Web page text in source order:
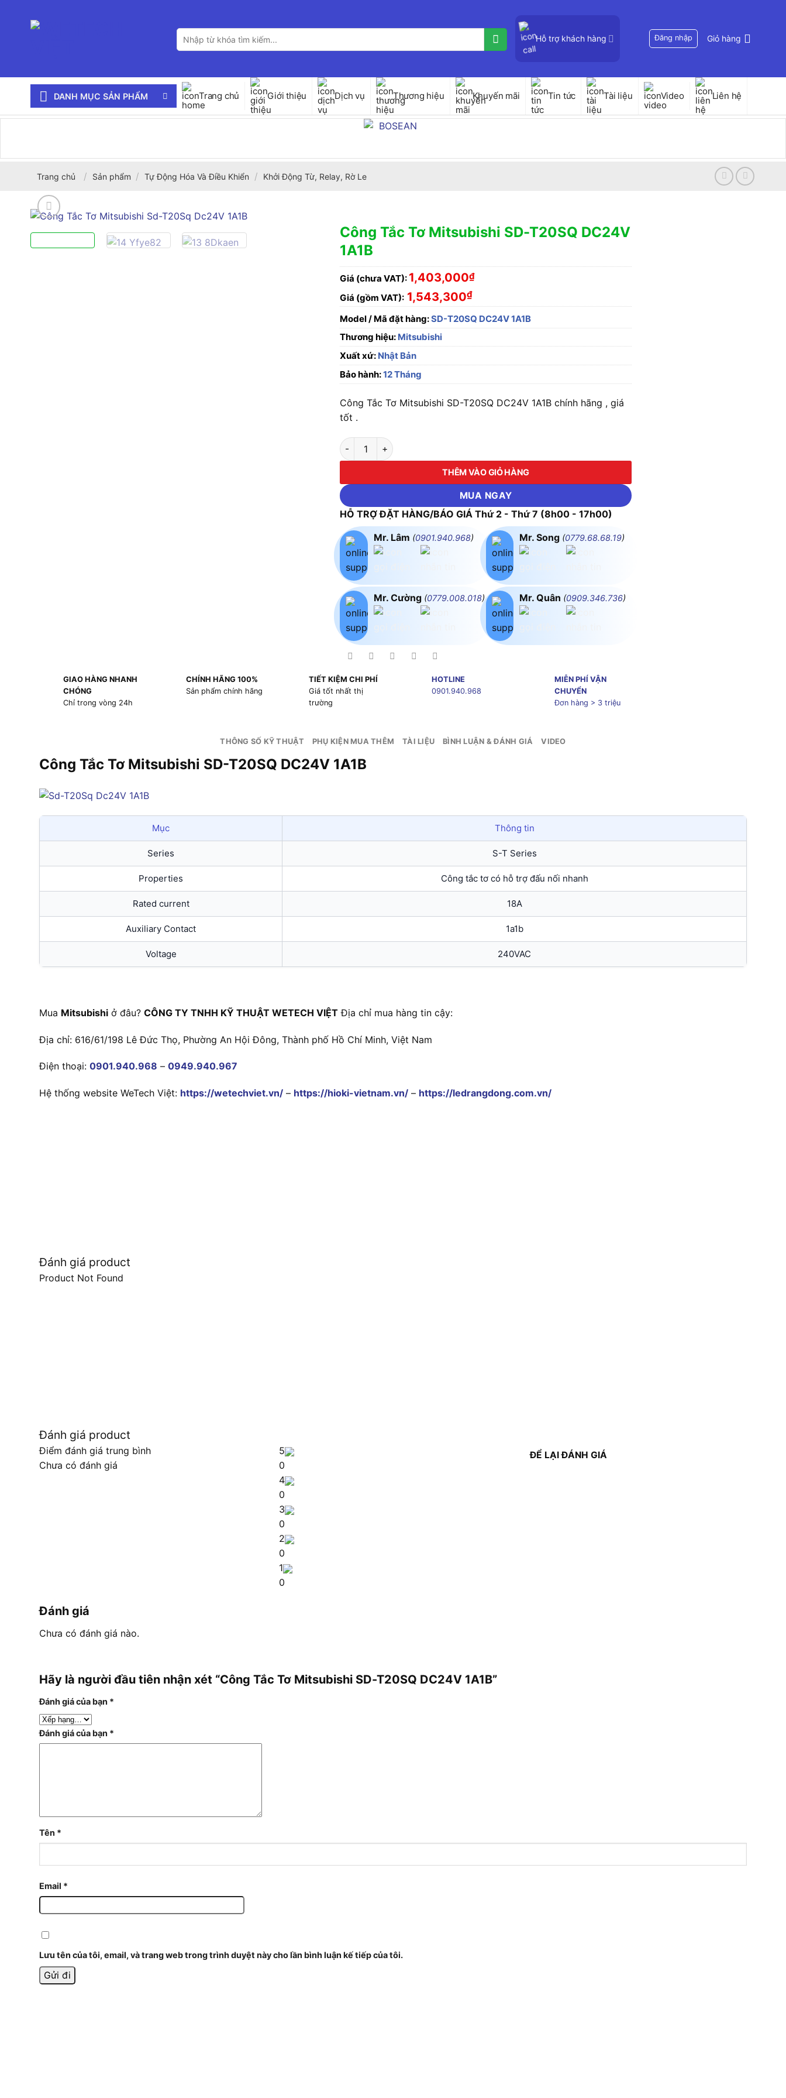
Tìm
kiếm:
Hỗ trợ khách hàng Đăng nhập Giỏ hàng
DANH MỤC SẢN PHẨM Trang chủ Giới thiệu Dịch vụ Thương hiệu Khuyến mãi Tin tức Tài liệu Video Liên hệ
Trang chủ / Sản phẩm / Tự Động Hóa Và Điều Khiển / Khởi Động Từ, Relay, Rờ Le
Công Tắc Tơ Mitsubishi SD-T20SQ DC24V
1A1B
Giá (chưa VAT): 1,403,000₫
Giá (gồm VAT): 1,543,300₫
Model / Mã đặt hàng:SD-T20SQ DC24V 1A1B
Thương hiệu: Mitsubishi
Xuất xứ: Nhật Bản
Bảo hành:12 Tháng
Công Tắc Tơ Mitsubishi SD-T20SQ DC24V 1A1B chính hãng , giá
tốt .
Công Tắc Tơ Mitsubishi SD-T20SQ DC24V 1A1B số lượng
THÊM VÀO GIỎ HÀNG
MUA NGAY
HỖ TRỢ ĐẶT HÀNG/BÁO GIÁ Thứ 2 - Thứ 7 (8h00 - 17h00)
Mr. Lâm (0901.940.968)
Mr. Cường (0779.008.018)
Mr. Song (0779.68.68.19)
Mr. Quân (0909.346.736)
GIAO HÀNG NHANH
CHÓNG
Chỉ trong vòng 24h
CHÍNH HÃNG 100%
Sản phẩm chính hãng
TIẾT KIỆM CHI PHÍ
Giá tốt nhất thị
trường
HOTLINE
0901.940.968
MIỄN PHÍ VẬN
CHUYỂN
Đơn hàng > 3 triệu
THÔNG SỐ KỸ THUẬT PHỤ KIỆN MUA THÊM TÀI LIỆU BÌNH LUẬN & ĐÁNH GIÁ VIDEO
Công Tắc Tơ Mitsubishi SD-T20SQ DC24V 1A1B
Mục Thông tin
Series S-T Series
Properties Công tắc tơ có hỗ trợ đấu nối nhanh
Rated current 18A
Auxiliary Contact 1a1b
Voltage 240VAC
Mua Mitsubishi ở đâu? CÔNG TY TNHH KỸ THUẬT WETECH VIỆT Địa chỉ mua hàng tin cậy:
Địa chỉ: 616/61/198 Lê Đức Thọ, Phường An Hội Đông, Thành phố Hồ Chí Minh, Việt Nam
Điện thoại: 0901.940.968 – 0949.940.967
Hệ thống website WeTech Việt: https://wetechviet.vn/ – https://hioki-vietnam.vn/ – https://ledrangdong.com.vn/
Đánh giá product
Product Not Found
Đánh giá product
Điểm đánh giá trung bình
Chưa có đánh giá
5
0
4
0
3
0
2
0
1
0
ĐỂ LẠI ĐÁNH GIÁ
Đánh giá
Chưa có đánh giá nào.
Hãy là người đầu tiên nhận xét “Công Tắc Tơ Mitsubishi SD-T20SQ DC24V 1A1B”
Đánh giá của bạn *
Đánh giá của bạn *
Tên *
Email *
Lưu tên của tôi, email, và trang web trong trình duyệt này cho lần bình luận kế tiếp của tôi.